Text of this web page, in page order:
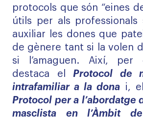
protocols que són “eines
útils per als professionals
auxiliar les dones que
de gènere tant si la volen
si l’amaguen. Així, per
destaca el Protocol de
intrafamiliar a la dona i,
Protocol per a l’abordatge
masclista en l’Àmbit